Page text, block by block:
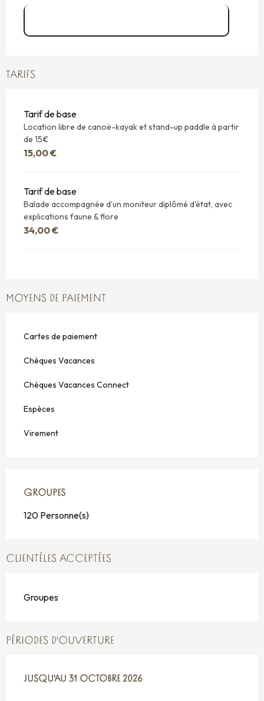
TARIFS
Tarif de base
Location libre de canoë-kayak et stand-up paddle à partir
de 15€
15,00 €
Tarif de base
Balade accompagnée d'un moniteur diplômé d'état, avec
explications faune & flore
34,00 €
MOYENS DE PAIEMENT
Cartes de paiement
Chèques Vacances
Chèques Vacances Connect
Espèces
Virement
GROUPES
GROUPES
120 Personne(s)
CLIENTÈLES ACCEPTÉES
Groupes
PÉRIODES D'OUVERTURE
DU1 AVRIL 2026AU31 OCTOBRE 2026
JUSQU'AU 31 OCTOBRE 2026